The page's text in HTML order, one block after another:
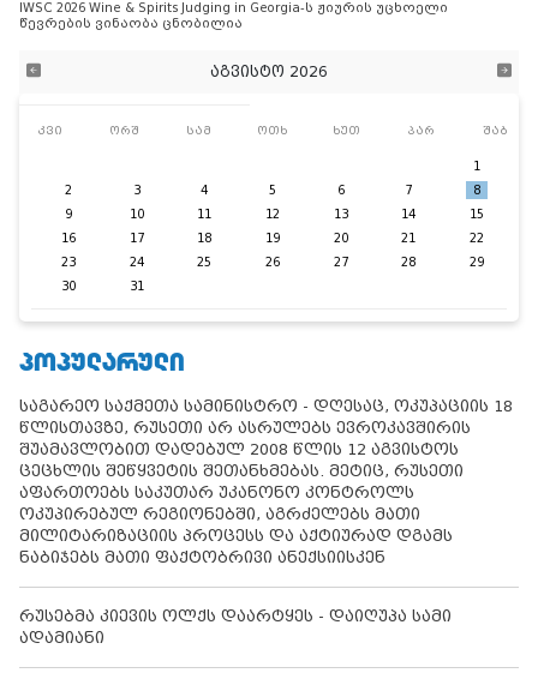
IWSC 2026 Wine & Spirits Judging in Georgia-ს ჟიურის უცხოელი
წევრების ვინაობა ცნობილია
აგვისტო 2026
კვი ორშ სამ ოთხ ხუთ პარ შაბ
1
2
3 4 5 6 7
8
9
10 11 12 13 14
15
16
17 18 19 20 21
22
23
24 25 26 27 28
29
30
31
ᲞᲝᲞᲣᲚᲐᲠᲣᲚᲘ
საგარეო საქმეთა სამინისტრო - დღესაც, ოკუპაციის 18
წლისთავზე, რუსეთი არ ასრულებს ევროკავშირის
შუამავლობით დადებულ 2008 წლის 12 აგვისტოს
ცეცხლის შეწყვეტის შეთანხმებას. მეტიც, რუსეთი
აფართოებს საკუთარ უკანონო კონტროლს
ოკუპირებულ რეგიონებში, აგრძელებს მათი
მილიტარიზაციის პროცესს და აქტიურად დგამს
ნაბიჯებს მათი ფაქტობრივი ანექსიისკენ
რუსებმა კიევის ოლქს დაარტყეს - დაიღუპა სამი
ადამიანი